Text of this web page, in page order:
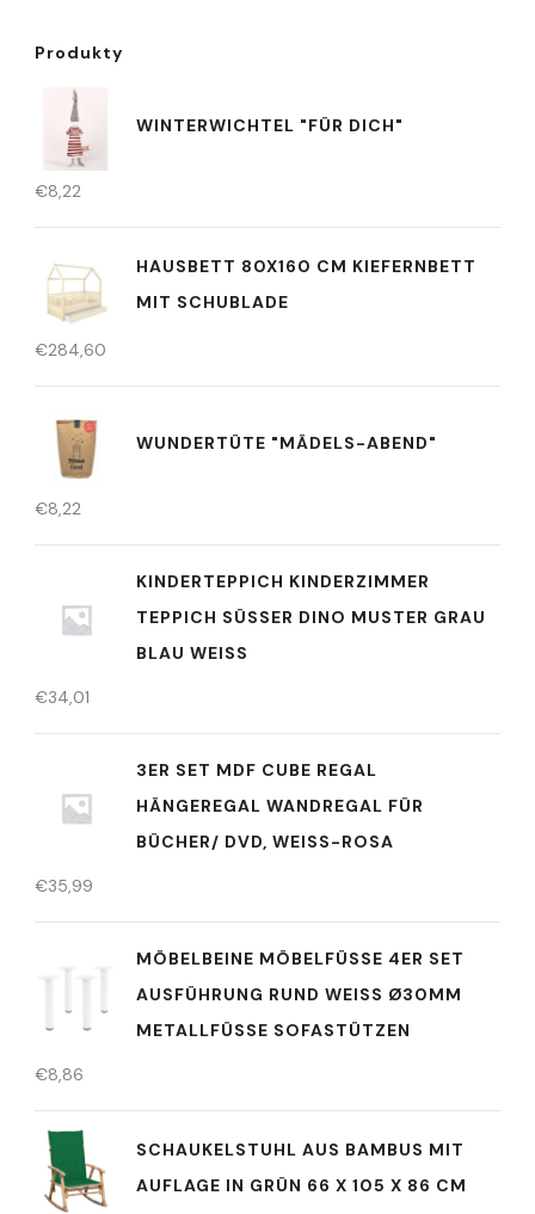
Produkty
WINTERWICHTEL "FÜR DICH"
€8,22
HAUSBETT 80X160 CM KIEFERNBETT
MIT SCHUBLADE
€284,60
WUNDERTÜTE "MÄDELS-ABEND"
€8,22
KINDERTEPPICH KINDERZIMMER
TEPPICH SÜSSER DINO MUSTER GRAU B
LAU WEISS
€34,01
3ER SET MDF CUBE REGAL
HÄNGEREGAL WANDREGAL FÜR
BÜCHER/ DVD, WEISS-ROSA
€35,99
MÖBELBEINE MÖBELFÜSSE 4ER SET
AUSFÜHRUNG RUND WEISS Ø30MM
METALLFÜSSE SOFASTÜTZEN
€8,86
SCHAUKELSTUHL AUS BAMBUS MIT
AUFLAGE IN GRÜN 66 X 105 X 86 CM